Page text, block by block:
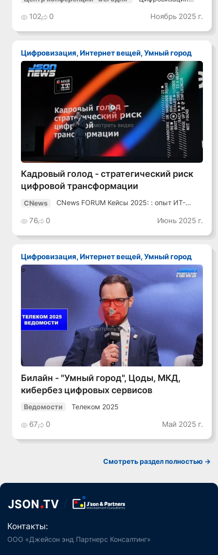
102 0 Ноябрь 2025 г.
Цифровизация, Интернет вещей, Умный город
Смотреть видео
Кадровый голод - стратегический риск
цифровой трансформации
CNews
CNews FORUM Кейсы 2025: : опыт ИТ-
76 0 Июнь 2025 г.
Цифровизация, Интернет вещей, Умный город
Смотреть видео
Билайн - "Умный город", Цоды, МКД,
кибербез цифровых сервисов
Ведомости Телеком 2025
67 0 Май 2025 г.
Смотреть раздел полностью ->
Контакты:
ООО «Джейсон энд Партнерс Консалтинг»